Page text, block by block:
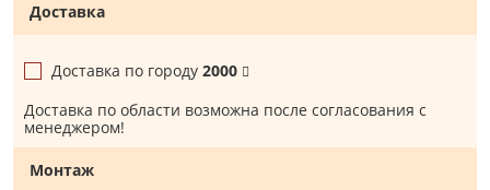
Доставка
Доставка по городу 2000
Доставка по области возможна после согласования с
менеджером!
Монтаж